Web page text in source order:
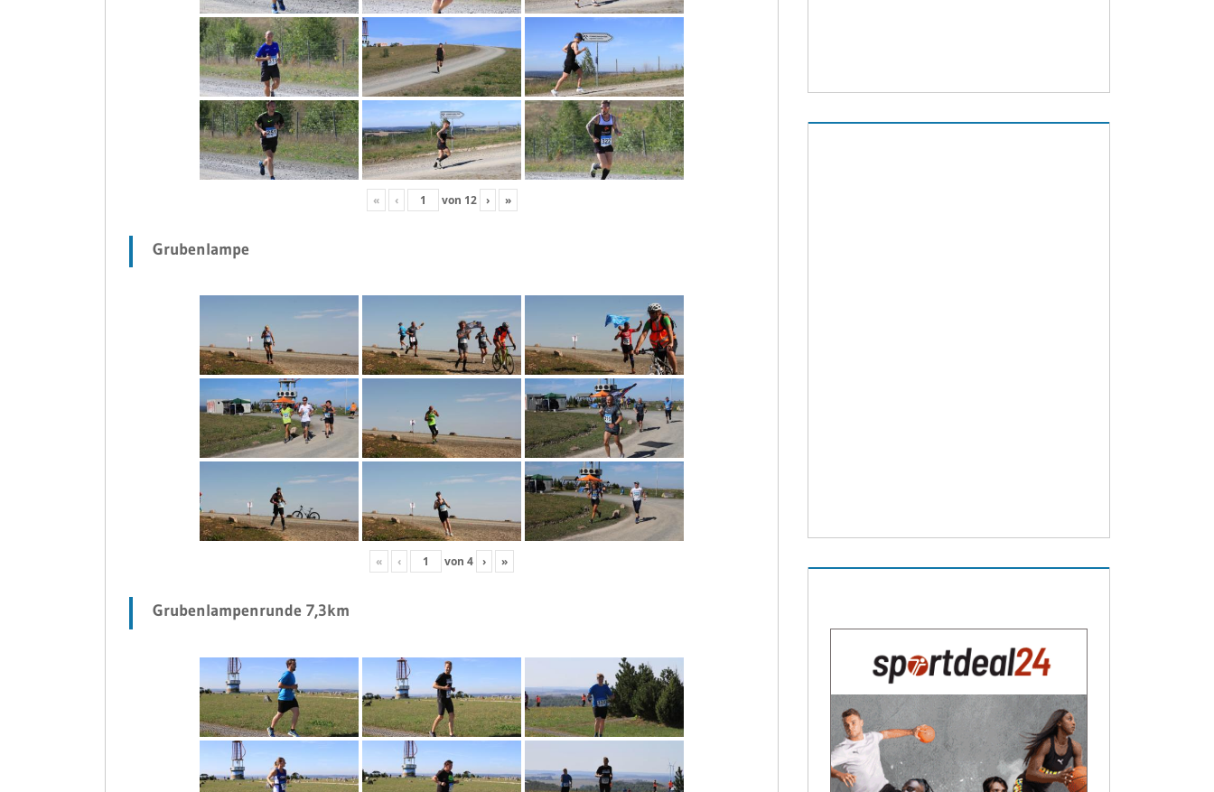
« ‹ von 12 › »
Grubenlampe
« ‹ von4 › »
Grubenlampenrunde 7,3km